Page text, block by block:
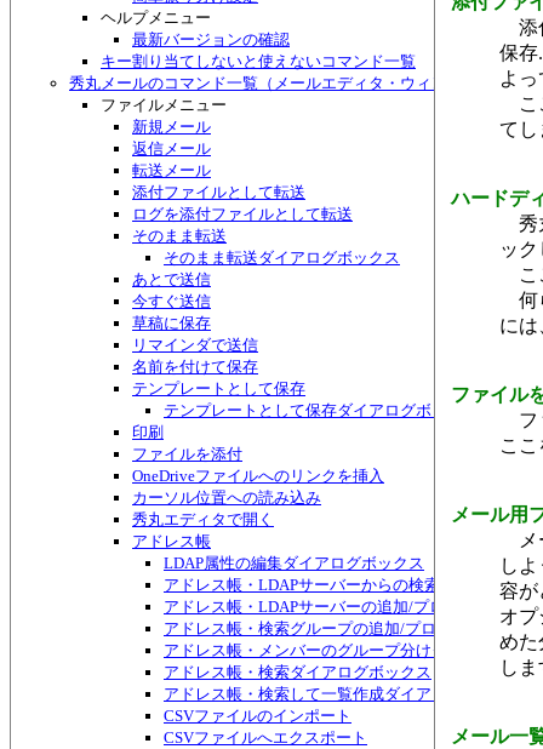
ヘルプメニュー
最新バージョンの確認
キー割り当てしないと使えないコマンド一覧
秀丸メールのコマンド一覧（メールエディタ・ウィンドウ）
ファイルメニュー
新規メール
返信メール
転送メール
添付ファイルとして転送
ログを添付ファイルとして転送
そのまま転送
そのまま転送ダイアログボックス
あとで送信
今すぐ送信
草稿に保存
リマインダで送信
名前を付けて保存
テンプレートとして保存
テンプレートとして保存ダイアログボックス
印刷
ファイルを添付
OneDriveファイルへのリンクを挿入
カーソル位置への読み込み
秀丸エディタで開く
アドレス帳
LDAP属性の編集ダイアログボックス
アドレス帳・LDAPサーバーからの検索ダイアログボ
アドレス帳・LDAPサーバーの追加/プロパティダイ
アドレス帳・検索グループの追加/プロパティダイア
アドレス帳・メンバーのグループ分けダイアログボ
アドレス帳・検索ダイアログボックス
アドレス帳・検索して一覧作成ダイアログボックス
CSVファイルのインポート
CSVファイルへエクスポート
添
保存
よ
こ
てし
ハードデ
秀
ッ
こ
何
に
ファイル
フ
こ
メール用
メ
し
容が
オ
めた
し
メール一